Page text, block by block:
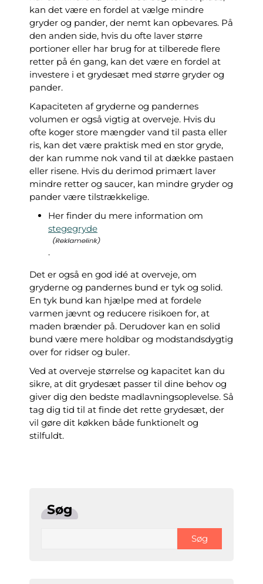
kan det være en fordel at vælge mindre
gryder og pander, der nemt kan opbevares. På
den anden side, hvis du ofte laver større
portioner eller har brug for at tilberede flere
retter på én gang, kan det være en fordel at
investere i et grydesæt med større gryder og
pander.
Kapaciteten af gryderne og pandernes
volumen er også vigtig at overveje. Hvis du
ofte koger store mængder vand til pasta eller
ris, kan det være praktisk med en stor gryde,
der kan rumme nok vand til at dække pastaen
eller risene. Hvis du derimod primært laver
mindre retter og saucer, kan mindre gryder og
pander være tilstrækkelige.
Her finder du mere information om
stegegryde
.
Det er også en god idé at overveje, om
gryderne og pandernes bund er tyk og solid.
En tyk bund kan hjælpe med at fordele
varmen jævnt og reducere risikoen for, at
maden brænder på. Derudover kan en solid
bund være mere holdbar og modstandsdygtig
over for ridser og buler.
Ved at overveje størrelse og kapacitet kan du
sikre, at dit grydesæt passer til dine behov og
giver dig den bedste madlavningsoplevelse. Så
tag dig tid til at finde det rette grydesæt, der
vil gøre dit køkken både funktionelt og
stilfuldt.
Søg
Søg